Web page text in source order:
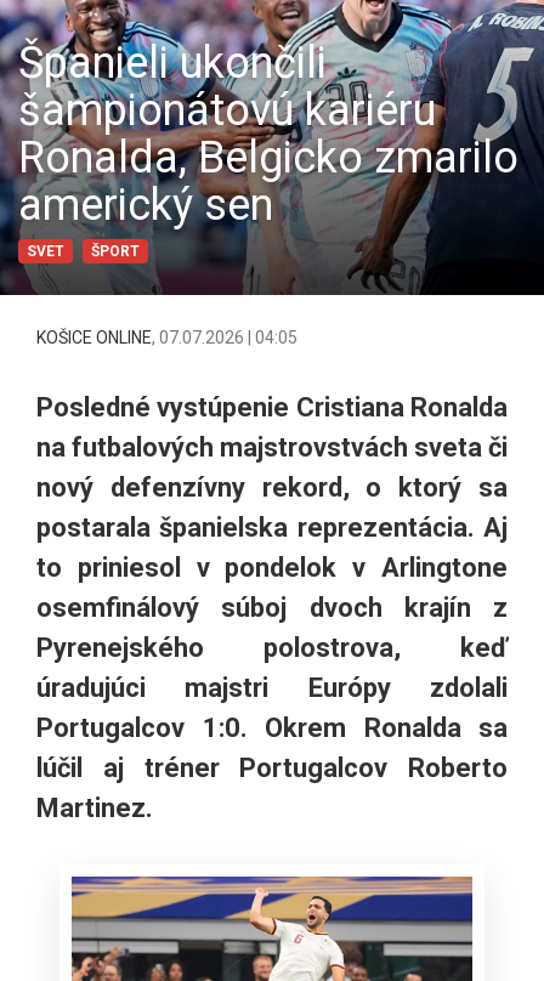
Španieli ukončili
šampionátovú kariéru
Ronalda, Belgicko zmarilo
americký sen
SVET ŠPORT
KOŠICE ONLINE, 07.07.2026 | 04:05
Posledné vystúpenie Cristiana Ronalda
na futbalových majstrovstvách sveta či
nový defenzívny rekord, o ktorý sa
postarala španielska reprezentácia. Aj
to priniesol v pondelok v Arlingtone
osemfinálový súboj dvoch krajín z
Pyrenejského polostrova, keď
úradujúci majstri Európy zdolali
Portugalcov 1:0. Okrem Ronalda sa
lúčil aj tréner Portugalcov Roberto
Martinez.